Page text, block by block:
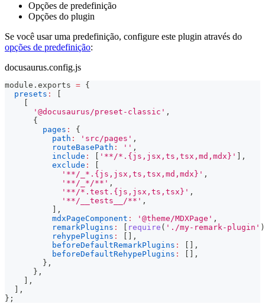
Opções de predefinição
Opções do plugin
Se você usar uma predefinição, configure este plugin através do
opções de predefinição:
docusaurus.config.js
module . exports = {
presets :
'@docusaurus/preset-classic' ,
{
pages :
{
path : 'src/pages' ,
routeBasePath : '' ,
include : '**/*.{js,jsx,ts,tsx,md,mdx}'
,
exclude :
'**/_*.{js,jsx,ts,tsx,md,mdx}' ,
'**/_*/**' ,
'**/*.test.{js,jsx,ts,tsx}' ,
'**/__tests__/**' ,
,
mdxPageComponent : '@theme/MDXPage' ,
remarkPlugins : require ( './my-remark-plugin' )
rehypePlugins :
,
beforeDefaultRemarkPlugins :
,
beforeDefaultRehypePlugins :
,
} ,
} ,
,
,
} ;